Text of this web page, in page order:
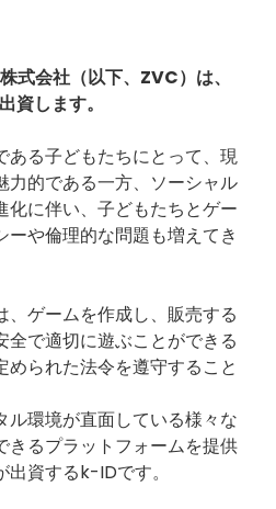
会社（以下、ZVC）は、
資します。
ある子どもたちにとって、現
力的である一方、ソーシャル
化に伴い、子どもたちとゲー
ーや倫理的な問題も増えてき
、ゲームを作成し、販売する
全で適切に遊ぶことができる
められた法令を遵守すること
ル環境が直面している様々な
きるプラットフォームを提供
資するk-IDです。